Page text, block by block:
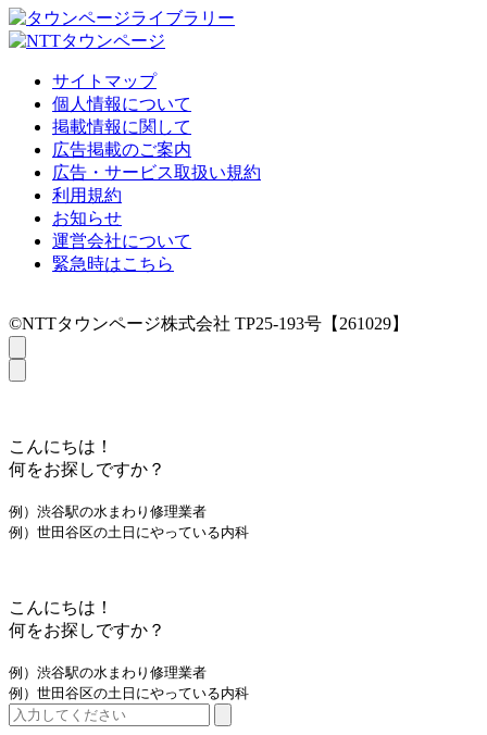
サイトマップ
個人情報について
掲載情報に関して
広告掲載のご案内
広告・サービス取扱い規約
利用規約
お知らせ
運営会社について
緊急時はこちら
©NTTタウンページ株式会社 TP25-193号【261029】
こんにちは！
何をお探しですか？
例）渋谷駅の水まわり修理業者
例）世田谷区の土日にやっている内科
こんにちは！
何をお探しですか？
例）渋谷駅の水まわり修理業者
例）世田谷区の土日にやっている内科